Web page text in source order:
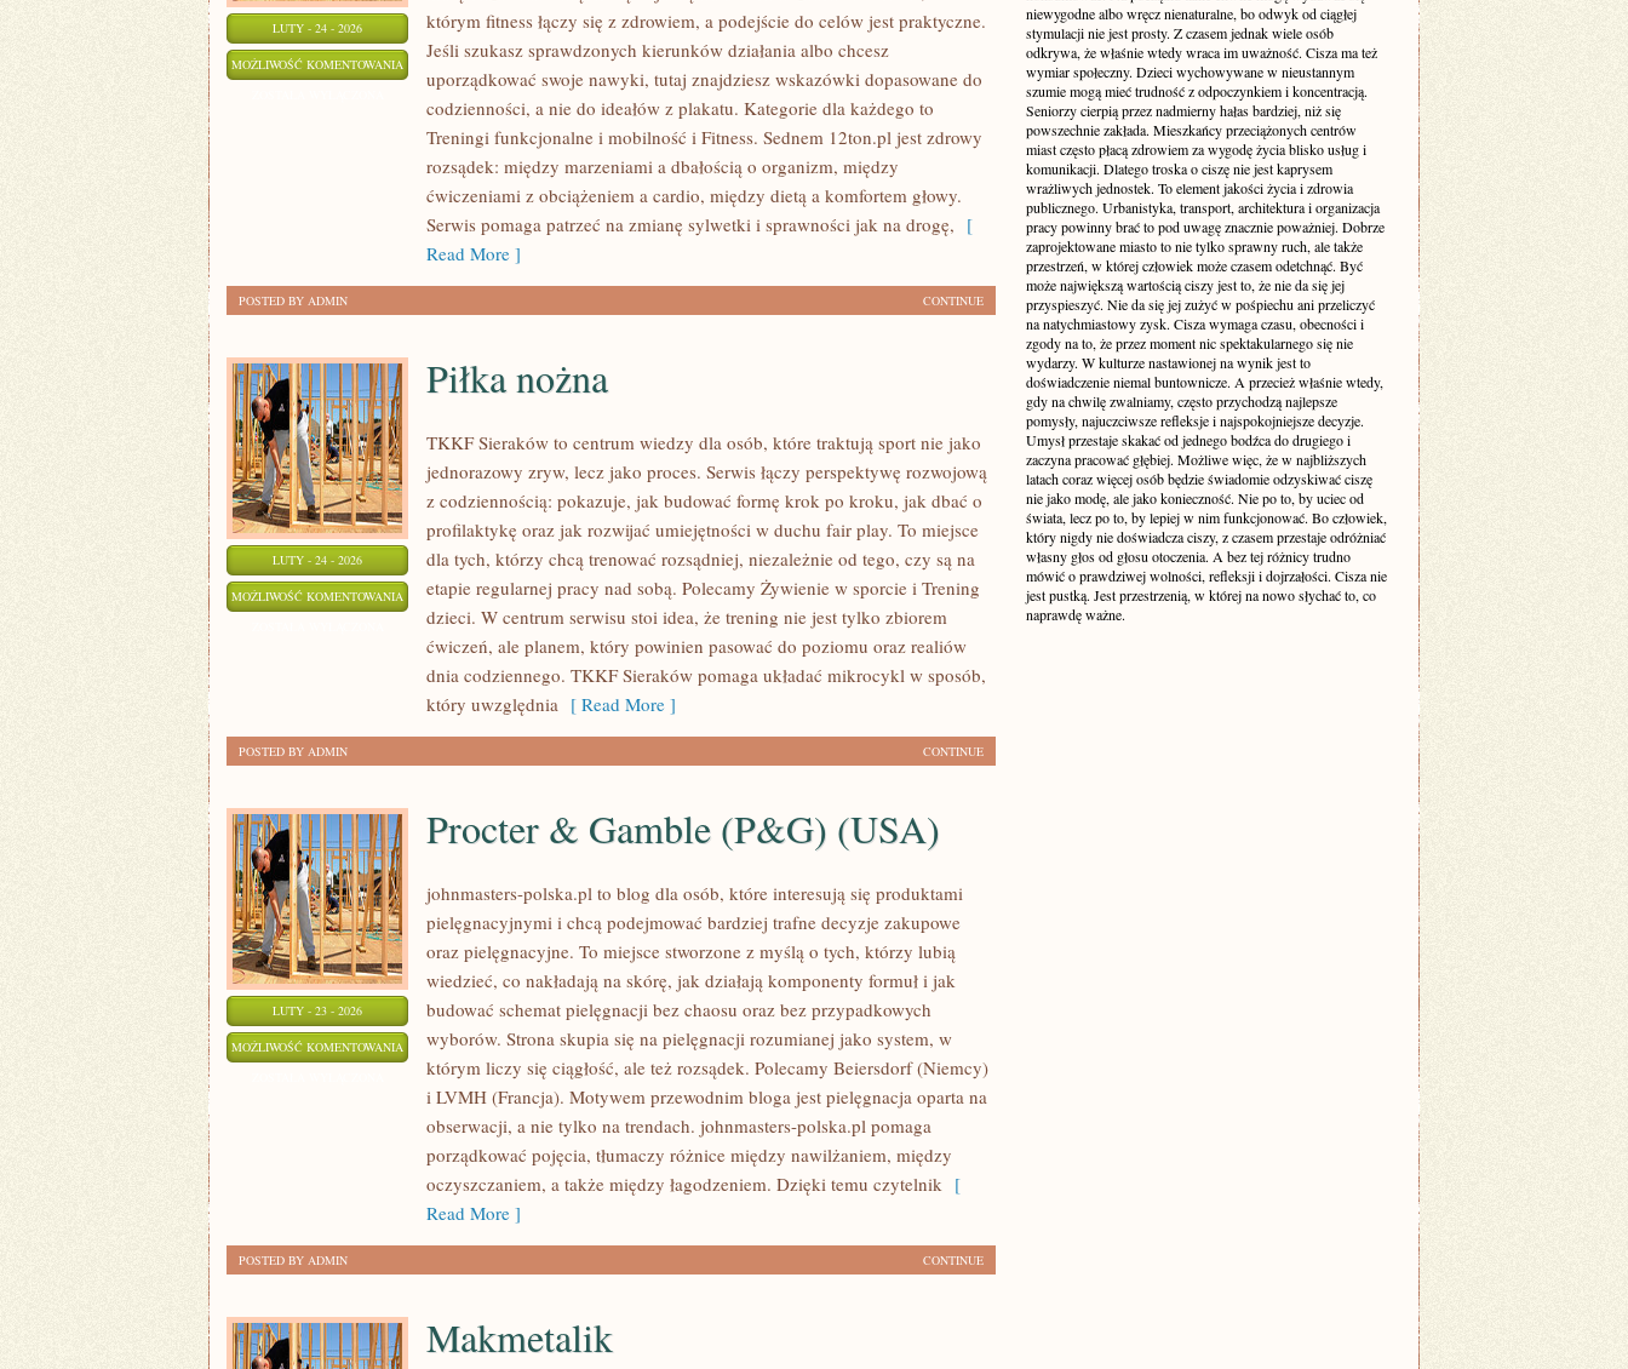
LUTY - 24 - 2026
MOŻLIWOŚĆ KOMENTOWANIA
OSOBY
którym fitness łączy się z zdrowiem, a podejście do celów jest praktyczne.
Jeśli szukasz sprawdzonych kierunków działania albo chcesz
uporządkować swoje nawyki, tutaj znajdziesz wskazówki dopasowane do
codzienności, a nie do ideałów z plakatu. Kategorie dla każdego to
Treningi funkcjonalne i mobilność i Fitness. Sednem 12ton.pl jest zdrowy
rozsądek: między marzeniami a dbałością o organizm, między
ćwiczeniami z obciążeniem a cardio, między dietą a komfortem głowy.
Serwis pomaga patrzeć na zmianę sylwetki i sprawności jak na drogę, [
Read More ]
CONTINUE
POSTED BY ADMIN
LUTY - 24 - 2026
MOŻLIWOŚĆ KOMENTOWANIA PIŁKA
NOŻNA
Piłka nożna
TKKF Sieraków to centrum wiedzy dla osób, które traktują sport nie jako
jednorazowy zryw, lecz jako proces. Serwis łączy perspektywę rozwojową
z codziennością: pokazuje, jak budować formę krok po kroku, jak dbać o
profilaktykę oraz jak rozwijać umiejętności w duchu fair play. To miejsce
dla tych, którzy chcą trenować rozsądniej, niezależnie od tego, czy są na
etapie regularnej pracy nad sobą. Polecamy Żywienie w sporcie i Trening
dzieci. W centrum serwisu stoi idea, że trening nie jest tylko zbiorem
ćwiczeń, ale planem, który powinien pasować do poziomu oraz realiów
dnia codziennego. TKKF Sieraków pomaga układać mikrocykl w sposób,
który uwzględnia [ Read More ]
CONTINUE
POSTED BY ADMIN
LUTY - 23 - 2026
MOŻLIWOŚĆ KOMENTOWANIA PROCTER
GAMBLE
(P&G)
(USA)
Procter & Gamble (P&G) (USA)
johnmasters-polska.pl to blog dla osób, które interesują się produktami
pielęgnacyjnymi i chcą podejmować bardziej trafne decyzje zakupowe
oraz pielęgnacyjne. To miejsce stworzone z myślą o tych, którzy lubią
wiedzieć, co nakładają na skórę, jak działają komponenty formuł i jak
budować schemat pielęgnacji bez chaosu oraz bez przypadkowych
wyborów. Strona skupia się na pielęgnacji rozumianej jako system, w
którym liczy się ciągłość, ale też rozsądek. Polecamy Beiersdorf (Niemcy)
i LVMH (Francja). Motywem przewodnim bloga jest pielęgnacja oparta na
obserwacji, a nie tylko na trendach. johnmasters-polska.pl pomaga
porządkować pojęcia, tłumaczy różnice między nawilżaniem, między
oczyszczaniem, a także między łagodzeniem. Dzięki temu czytelnik [
Read More ]
CONTINUE
POSTED BY ADMIN
Makmetalik
niewygodne albo wręcz nienaturalne, bo odwyk od ciągłej
stymulacji nie jest prosty. Z czasem jednak wiele osób
odkrywa, że właśnie wtedy wraca im uważność. Cisza ma też
wymiar społeczny. Dzieci wychowywane w nieustannym
szumie mogą mieć trudność z odpoczynkiem i koncentracją.
Seniorzy cierpią przez nadmierny hałas bardziej, niż się
powszechnie zakłada. Mieszkańcy przeciążonych centrów
miast często płacą zdrowiem za wygodę życia blisko usług i
komunikacji. Dlatego troska o ciszę nie jest kaprysem
wrażliwych jednostek. To element jakości życia i zdrowia
publicznego. Urbanistyka, transport, architektura i organizacja
pracy powinny brać to pod uwagę znacznie poważniej. Dobrze
zaprojektowane miasto to nie tylko sprawny ruch, ale także
przestrzeń, w której człowiek może czasem odetchnąć. Być
może największą wartością ciszy jest to, że nie da się jej
przyspieszyć. Nie da się jej zużyć w pośpiechu ani przeliczyć
na natychmiastowy zysk. Cisza wymaga czasu, obecności i
zgody na to, że przez moment nic spektakularnego się nie
wydarzy. W kulturze nastawionej na wynik jest to
doświadczenie niemal buntownicze. A przecież właśnie wtedy,
gdy na chwilę zwalniamy, często przychodzą najlepsze
pomysły, najuczciwsze refleksje i najspokojniejsze decyzje.
Umysł przestaje skakać od jednego bodźca do drugiego i
zaczyna pracować głębiej. Możliwe więc, że w najbliższych
latach coraz więcej osób będzie świadomie odzyskiwać ciszę
nie jako modę, ale jako konieczność. Nie po to, by uciec od
świata, lecz po to, by lepiej w nim funkcjonować. Bo człowiek,
który nigdy nie doświadcza ciszy, z czasem przestaje odróżniać
własny głos od głosu otoczenia. A bez tej różnicy trudno
mówić o prawdziwej wolności, refleksji i dojrzałości. Cisza nie
jest pustką. Jest przestrzenią, w której na nowo słychać to, co
naprawdę ważne.